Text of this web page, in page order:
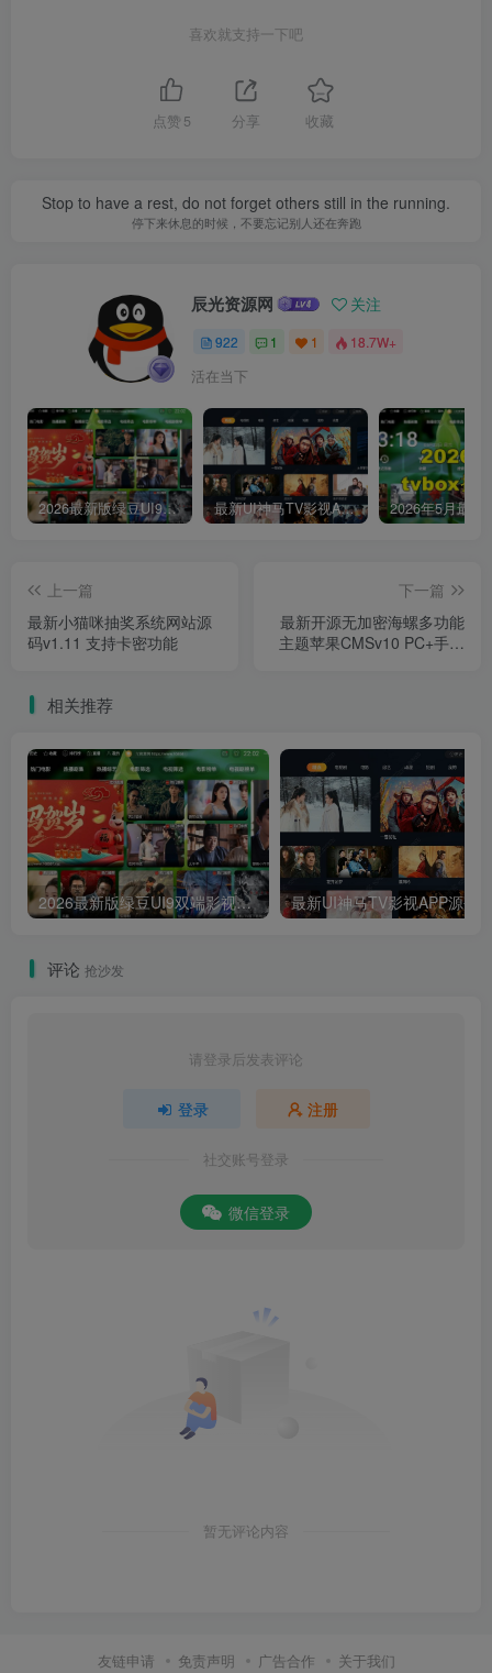
喜欢就支持一下吧
点赞 5 分享 收藏
Stop to have a rest, do not forget others still in the running.
停下来休息的时候，不要忘记别人还在奔跑
辰光资源网 关注
922 1 1 18.7W+
活在当下
2026最新版绿豆UI9双端影视APP源码 最新UI神马TV影视APP源码 乐檬影视苹果CMS后台 包含前后端源码
上一篇
最新小猫咪抽奖系统网站源
码v1.11 支持卡密功能
下一篇
最新开源无加密海螺多功能
主题苹果CMSv10 PC+手机
相关推荐
2026最新版绿豆UI9双端影视APP源码
评论 抢沙发
请登录后发表评论
登录 注册
社交账号登录
微信登录
暂无评论内容
友链申请 免责声明 广告合作 关于我们